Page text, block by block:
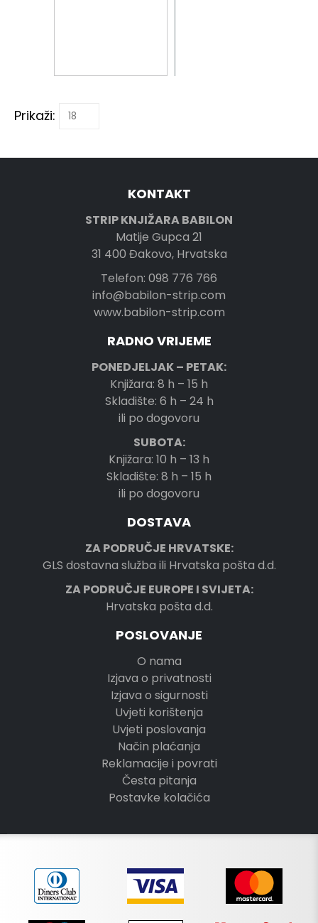
Prikaži:
KONTAKT
STRIP KNJIŽARA BABILON
Matije Gupca 21
31 400 Đakovo, Hrvatska
Telefon: 098 776 766
info@babilon-strip.com
www.babilon-strip.com
RADNO VRIJEME
PONEDJELJAK – PETAK:
Knjižara: 8 h – 15 h
Skladište: 6 h – 24 h
ili po dogovoru
SUBOTA:
Knjižara: 10 h – 13 h
Skladište: 8 h – 15 h
ili po dogovoru
DOSTAVA
ZA PODRUČJE HRVATSKE:
GLS dostavna služba ili Hrvatska pošta d.d.
ZA PODRUČJE EUROPE I SVIJETA:
Hrvatska pošta d.d.
POSLOVANJE
O nama
Izjava o privatnosti
Izjava o sigurnosti
Uvjeti korištenja
Uvjeti poslovanja
Način plaćanja
Reklamacije i povrati
Česta pitanja
Postavke kolačića